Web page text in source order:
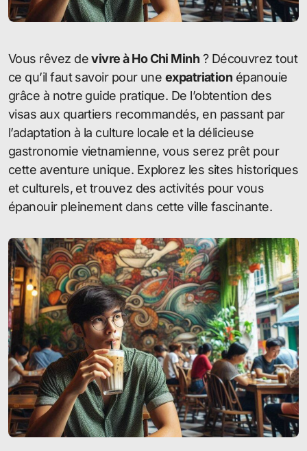
Vous rêvez devivre à Ho Chi Minh ? Découvrez tout
ce qu’il faut savoir pour une expatriation épanouie
grâce à notre guide pratique. De l’obtention des
visas aux quartiers recommandés, en passant par
l’adaptation à la culture locale et la délicieuse
gastronomie vietnamienne, vous serez prêt pour
cette aventure unique. Explorez les sites historiques
et culturels, et trouvez des activités pour vous
épanouir pleinement dans cette ville fascinante.